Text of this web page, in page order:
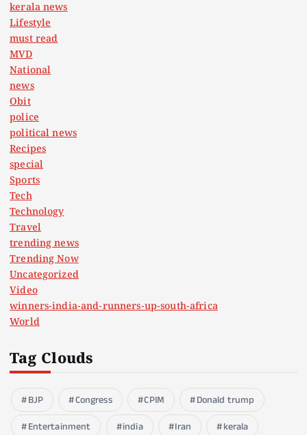
kerala news
Lifestyle
must read
MVD
National
news
Obit
police
political news
Recipes
special
Sports
Tech
Technology
Travel
trending news
Trending Now
Uncategorized
Video
winners-india-and-runners-up-south-africa
World
Tag Clouds
BJP Congress CPIM
Donald trump
Entertainment
india Iran
kerala